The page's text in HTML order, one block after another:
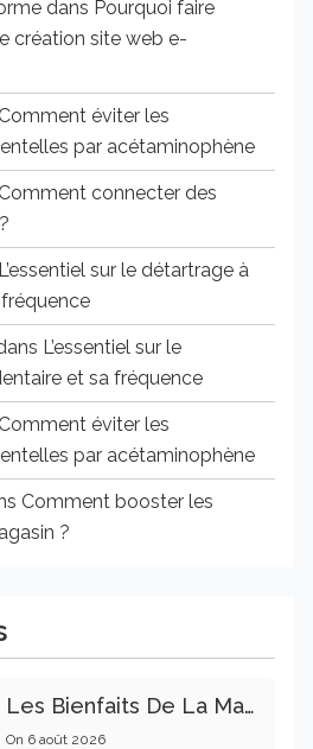
dans Pourquoi faire
création site web e-
Comment éviter les
par acétaminophène
Comment connecter des
L’essentiel sur le détartrage à
L’essentiel sur le
et sa fréquence
Comment éviter les
par acétaminophène
Comment booster les
?
Les Bienfaits De La Marche Sur La Santé Physique Et Mentale
On 6 août 2026